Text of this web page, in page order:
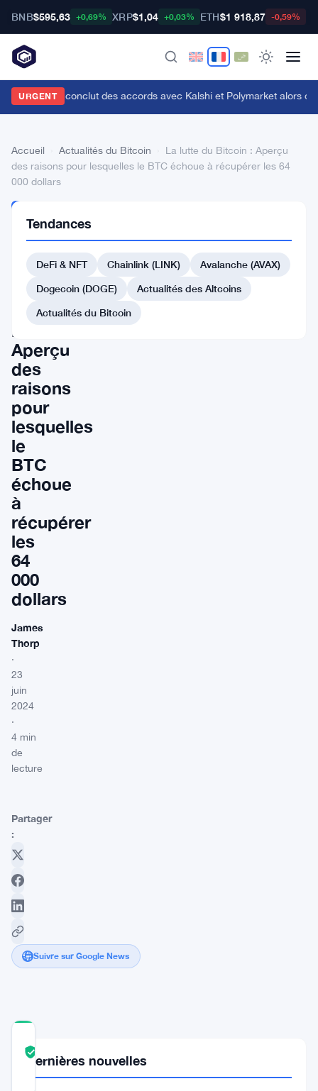
BNB$595,63 +0,69% XRP$1,04 +0,03% ETH$1 918,87 -0,59%
URGENT
Sports conclut des accords avec Kalshi et Polymarket alors
Accueil Actualités du Bitcoin
La lutte du Bitcoin : Aperçu
des raisons pour lesquelles le BTC échoue à récupérer les 64
000 dollars
DU BITCOIN
lutte
Bitcoin
:
Aperçu
des
raisons
pour
lesquelles
le
BTC
échoue
à
récupérer
les
64
000
dollars
James
Thorp
·
23
juin
2024
·
4 min
de
lecture
Partager
:
Suivre sur Google News
SCORE
Tendances
DeFi & NFT Chainlink (LINK)
Avalanche (AVAX)
Dogecoin (DOGE)
Actualités des Altcoins
Actualités du Bitcoin
Dernières nouvelles